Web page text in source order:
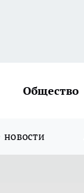
Общество
новости